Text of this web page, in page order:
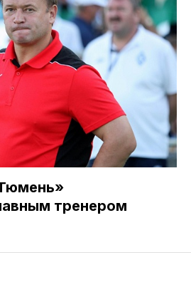
тренером